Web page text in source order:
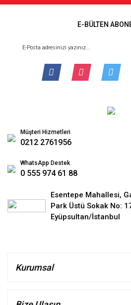
E-BÜLTEN
Müşteri Hizmetleri
0212 2761956
WhatsApp Destek
0 555 974 61 88
Esentepe Mahallesi,
Park Üstü Sokak No:
Eyüpsultan/İstanbul
Kurumsal